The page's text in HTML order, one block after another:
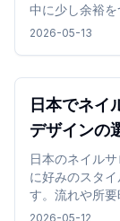
中に少し余裕
なく気分を切り
2026-05-13
日本でネイ
デザインの
日本のネイル
に好みのスタ
す。流れや所
でも無理なくネ
2026-05-12